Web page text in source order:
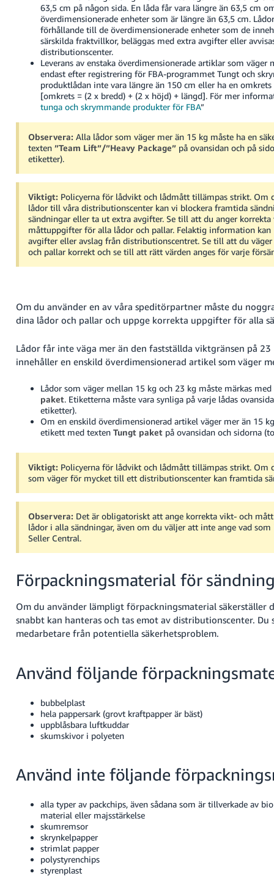
63,5 cm på någon sida. En låda får vara längre än 63,5 cm
överdimensionerade enheter som är längre än 63,5 cm.
förhållande till de överdimensionerade enheter som de
särskilda fraktvillkor, beläggas med extra avgifter eller
distributionscenter.
Leverans av enstaka överdimensionerade artiklar som väger
endast efter registrering för FBA-programmet Tungt och
produktlådan inte vara längre än 150 cm eller ha en
[omkrets = (2 x bredd) + (2 x höjd) + längd]. För mer
tunga och skrymmande produkter för FBA”
Observera: Alla lådor som väger mer än 15 kg måste ha en
texten ”Team Lift”/”Heavy Package”på ovansidan och på
etiketter).
Viktigt: Policyerna för lådvikt och lådmått tillämpas strikt. Om
lådor till våra distributionscenter kan vi blockera framtida
sändningar eller ta ut extra avgifter. Se till att du anger korrekta
måttuppgifter för alla lådor och pallar. Felaktig information
avgifter eller avslag från distributionscentret. Se till att du
och pallar korrekt och se till att rätt värden anges för varje
Om du använder en av våra speditörpartner måste du
dina lådor och pallar och uppge korrekta uppgifter för alla
Lådor får inte väga mer än den fastställda viktgränsen på 23
innehåller en enskild överdimensionerad artikel som väger
Lådor som väger mellan 15 kg och 23 kg måste märkas
paket. Etiketterna måste vara synliga på varje lådas
etiketter).
Om en enskild överdimensionerad artikel väger mer än 15
etikett med texten Tungt paketpå ovansidan och sidorna
Viktigt: Policyerna för lådvikt och lådmått tillämpas strikt.Om
som väger för mycket till ett distributionscenter kan framtida
Observera: Det är obligatoriskt att ange korrekta vikt- och
lådor i alla sändningar, även om du väljer att inte ange vad
Seller Central.
Förpackningsmaterial för
Om du använder lämpligt förpackningsmaterial säkerställer
snabbt kan hanteras och tas emot av distributionscenter. Du
medarbetare från potentiella säkerhetsproblem.
Använd följande
bubbelplast
hela pappersark (grovt kraftpapper är bäst)
uppblåsbara luftkuddar
skumskivor i polyeten
Använd inte följande
alla typer av packchips, även sådana som är tillverkade av
material eller majsstärkelse
skumremsor
skrynkelpapper
strimlat papper
polystyrenchips
styrenplast